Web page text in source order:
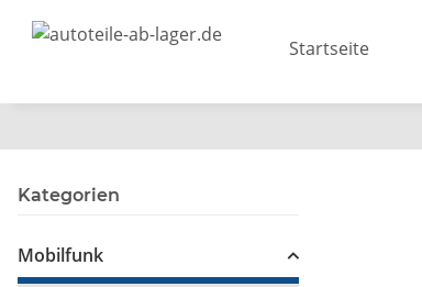
Startseite
Kategorien
Mobilfunk